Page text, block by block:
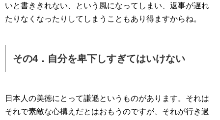
いと書ききれない、という風になってしまい、返事が遅れ
たりなくなったりしてしまうこともあり得ますからね。
その4．自分を卑下しすぎてはいけない
日本人の美徳にとって謙遜というものがあります。それは
それで素敵な心構えだとはおもうのですが、それが行き過